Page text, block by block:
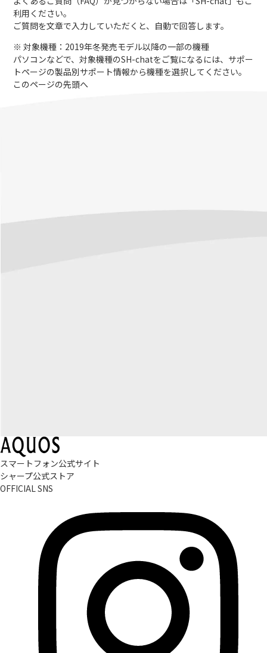
利用ください。
ご質問を文章で入力していただくと、自動で回答します。
※ 対象機種：2019年冬発売モデル以降の一部の機種
パソコンなどで、対象機種のSH-chatをご覧になるには、サポー
トページの製品別サポート情報から機種を選択してください。
このページの先頭へ
スマートフォン公式サイト
シャープ公式ストア
OFFICIAL SNS